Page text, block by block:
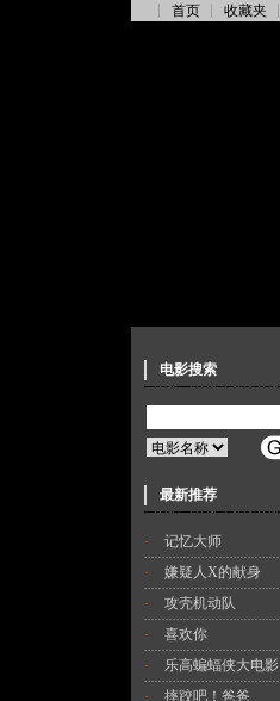
首页 收藏夹
电影搜索
最新推荐
·
记忆大师
·
嫌疑人X的献身
·
攻壳机动队
·
喜欢你
·
乐高蝙蝠侠大电影
·
摔跤吧！爸爸